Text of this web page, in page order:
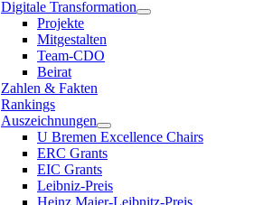
Digitale Transformation
Projekte
Mitgestalten
Team-CDO
Beirat
Zahlen & Fakten
Rankings
Auszeichnungen
U Bremen Excellence Chairs
ERC Grants
EIC Grants
Leibniz-Preis
Heinz Maier-Leibnitz-Preis